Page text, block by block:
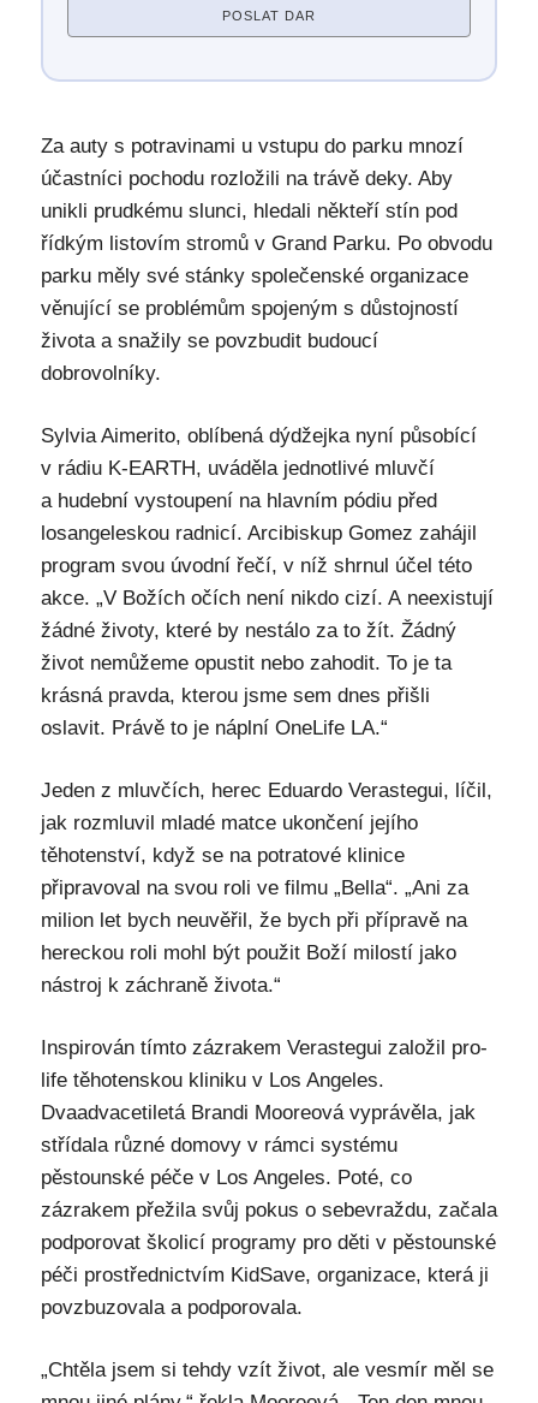
POSLAT DAR
Za auty s potravinami u vstupu do parku mnozí
účastníci pochodu rozložili na trávě deky. Aby
unikli prudkému slunci, hledali někteří stín pod
řídkým listovím stromů v Grand Parku. Po obvodu
parku měly své stánky společenské organizace
věnující se problémům spojeným s důstojností
života a snažily se povzbudit budoucí
dobrovolníky.
Sylvia Aimerito, oblíbená dýdžejka nyní působící
v rádiu K-EARTH, uváděla jednotlivé mluvčí
a hudební vystoupení na hlavním pódiu před
losangeleskou radnicí. Arcibiskup Gomez zahájil
program svou úvodní řečí, v níž shrnul účel této
akce. „V Božích očích není nikdo cizí. A neexistují
žádné životy, které by nestálo za to žít. Žádný
život nemůžeme opustit nebo zahodit. To je ta
krásná pravda, kterou jsme sem dnes přišli
oslavit. Právě to je náplní OneLife LA.“
Jeden z mluvčích, herec Eduardo Verastegui, líčil,
jak rozmluvil mladé matce ukončení jejího
těhotenství, když se na potratové klinice
připravoval na svou roli ve filmu „Bella“. „Ani za
milion let bych neuvěřil, že bych při přípravě na
hereckou roli mohl být použit Boží milostí jako
nástroj k záchraně života.“
Inspirován tímto zázrakem Verastegui založil pro-
life těhotenskou kliniku v Los Angeles.
Dvaadvacetiletá Brandi Mooreová vyprávěla, jak
střídala různé domovy v rámci systému
pěstounské péče v Los Angeles. Poté, co
zázrakem přežila svůj pokus o sebevraždu, začala
podporovat školicí programy pro děti v pěstounské
péči prostřednictvím KidSave, organizace, která ji
povzbuzovala a podporovala.
„Chtěla jsem si tehdy vzít život, ale vesmír měl se